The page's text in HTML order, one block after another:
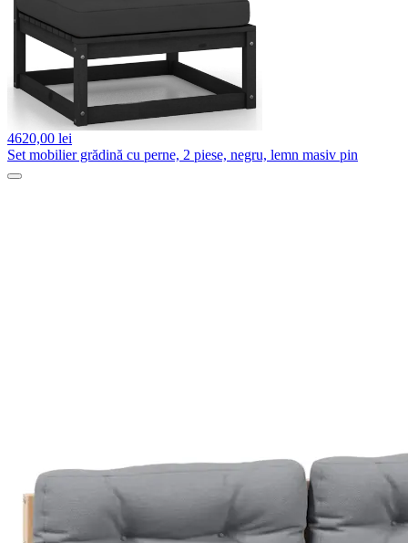
4620,00 lei
Set mobilier grădină cu perne, 2 piese, negru, lemn masiv pin